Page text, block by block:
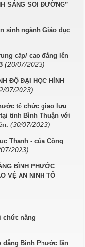
SÁNG SOI ĐƯỜNG”
sinh ngành Giáo dục
cấp/ cao đẳng lên
(20/07/2023)
ĐỘ ĐẠI HỌC HÌNH
07/2023)
tổ chức giao lưu
tỉnh Bình Thuận với
(30/07/2023)
Thanh - của Công
2023)
BÌNH PHƯỚC
VỆ AN NINH TỔ
chức năng
đẳng Bình Phước lần